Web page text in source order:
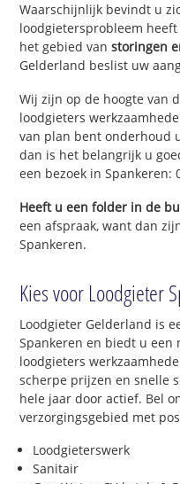
Waarschijnlijk bevindt u
loodgietersprobleem
het gebied vanstoringen
Gelderland beslist uw
Wij zijn op de hoogte van
loodgieters
van plan bent onderhoud
dan is het belangrijk u
een bezoek in Spankeren:
Heeft u een folder in de
een afspraak, want dan
Spankeren.
Kies voor Loodgieter
Loodgieter Gelderland is
Spankeren en biedt u een
loodgieters
scherpe prijzen en snelle
hele jaar door actief. Bel
verzorgingsgebied met
Loodgieterswerk
Sanitair